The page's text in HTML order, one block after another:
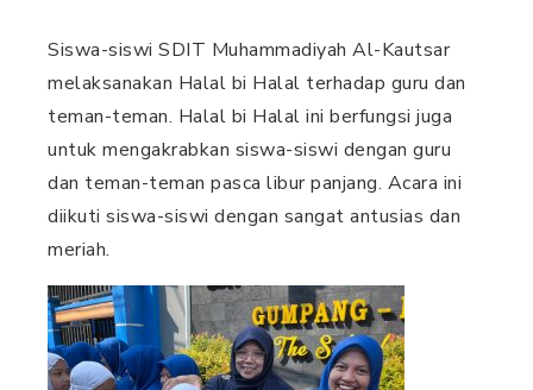
Siswa-siswi SDIT Muhammadiyah Al-Kautsar
melaksanakan Halal bi Halal terhadap guru dan
teman-teman. Halal bi Halal ini berfungsi juga
untuk mengakrabkan siswa-siswi dengan guru
dan teman-teman pasca libur panjang. Acara ini
diikuti siswa-siswi dengan sangat antusias dan
meriah.